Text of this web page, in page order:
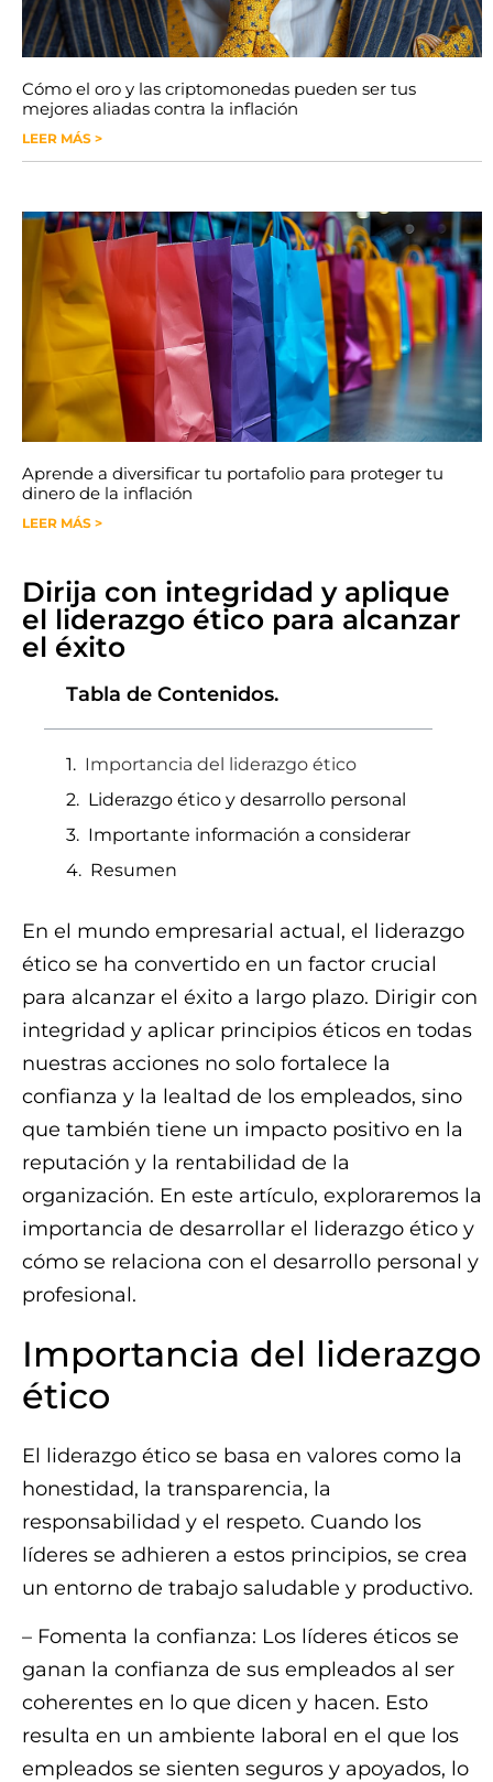
Cómo el oro y las criptomonedas pueden ser tus
mejores aliadas contra la inflación
LEER MÁS >
Aprende a diversificar tu portafolio para proteger tu
dinero de la inflación
LEER MÁS >
Dirija con integridad y aplique
el liderazgo ético para alcanzar
el éxito
Tabla de Contenidos.
Importancia del liderazgo ético
Liderazgo ético y desarrollo personal
Importante información a considerar
Resumen
En el mundo empresarial actual, el liderazgo
ético se ha convertido en un factor crucial
para alcanzar el éxito a largo plazo. Dirigir con
integridad y aplicar principios éticos en todas
nuestras acciones no solo fortalece la
confianza y la lealtad de los empleados, sino
que también tiene un impacto positivo en la
reputación y la rentabilidad de la
organización. En este artículo, exploraremos la
importancia de desarrollar el liderazgo ético y
cómo se relaciona con el desarrollo personal y
profesional.
Importancia del liderazgo
ético
El liderazgo ético se basa en valores como la
honestidad, la transparencia, la
responsabilidad y el respeto. Cuando los
líderes se adhieren a estos principios, se crea
un entorno de trabajo saludable y productivo.
– Fomenta la confianza: Los líderes éticos se
ganan la confianza de sus empleados al ser
coherentes en lo que dicen y hacen. Esto
resulta en un ambiente laboral en el que los
empleados se sienten seguros y apoyados, lo